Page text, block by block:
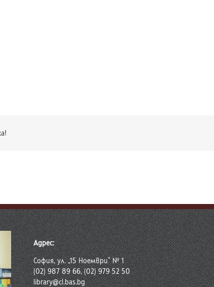
Адрес:
София, ул. „15 Ноември“ № 1
(02) 987 89 66, (02) 979 52 50
library@cl.bas.bg